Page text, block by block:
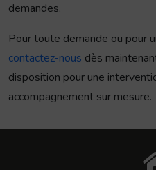
demandes.
Pour toute demande ou pour
contactez-nous dès
disposition pour une
accompagnement sur mesure.